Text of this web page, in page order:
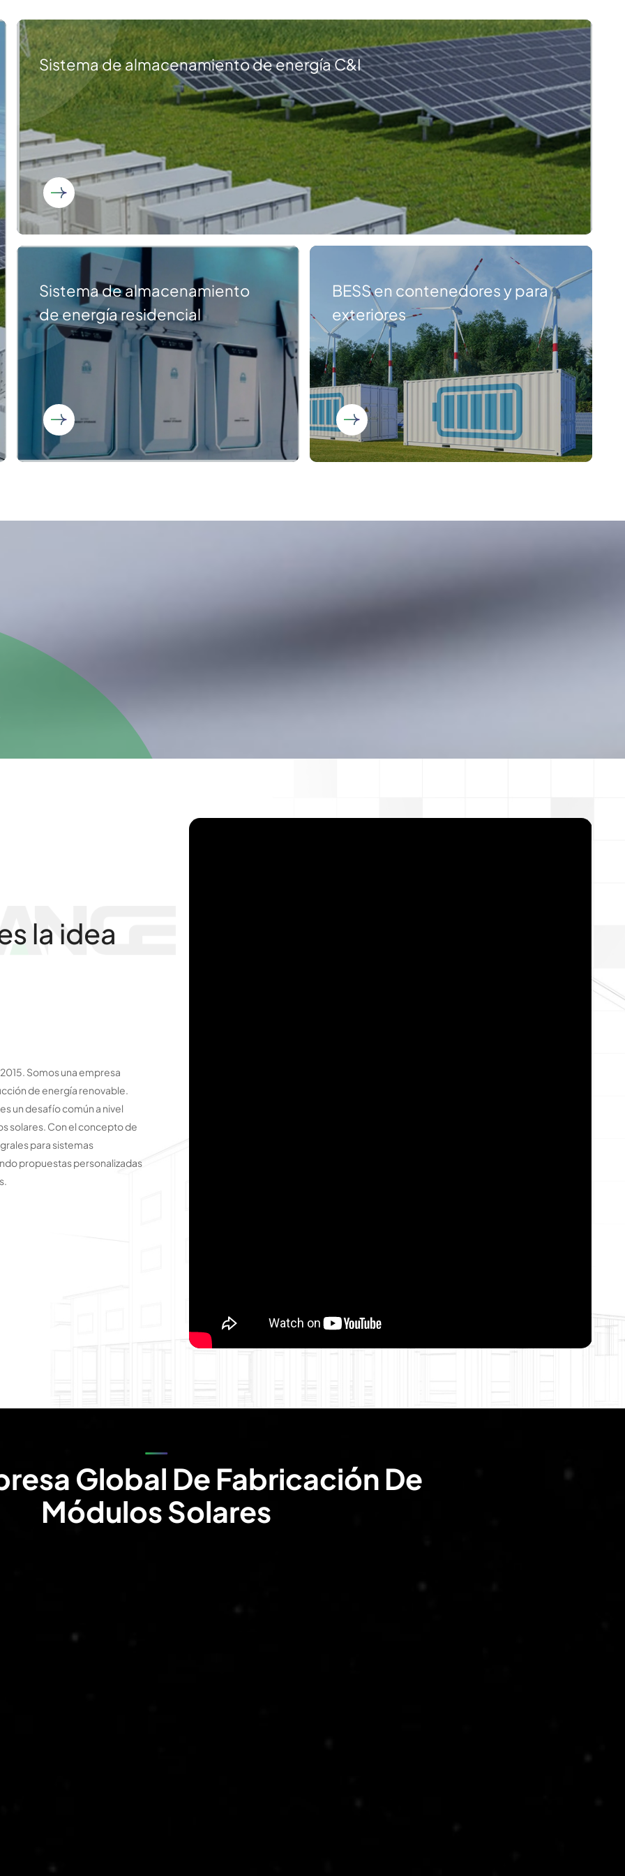
Sistema de almacenamiento de energía C&I
Sistema de almacenamiento
de energía residencial
BESS en contenedores y para
exteriores
la idea
Somos una empresa
de energía renovable.
un desafío común a nivel
solares. Con el concepto de
para sistemas
propuestas personalizadas
Global De Fabricación De
Módulos Solares